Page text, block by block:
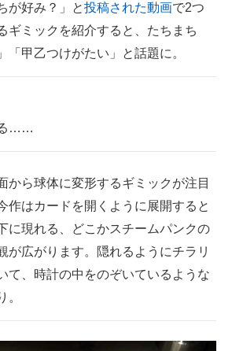
が好み？」と投稿された動画で2つ
ギミックを紹介すると、たちまち
「甲乙つけがたい」と話題に。
る……
ら球体に変形するギミックが注目
作はカードを開くように展開すると
に現れる、どこかスチームパンクの
が広がります。隠れるようにチラリ
て、時計の中をのぞいているような
。